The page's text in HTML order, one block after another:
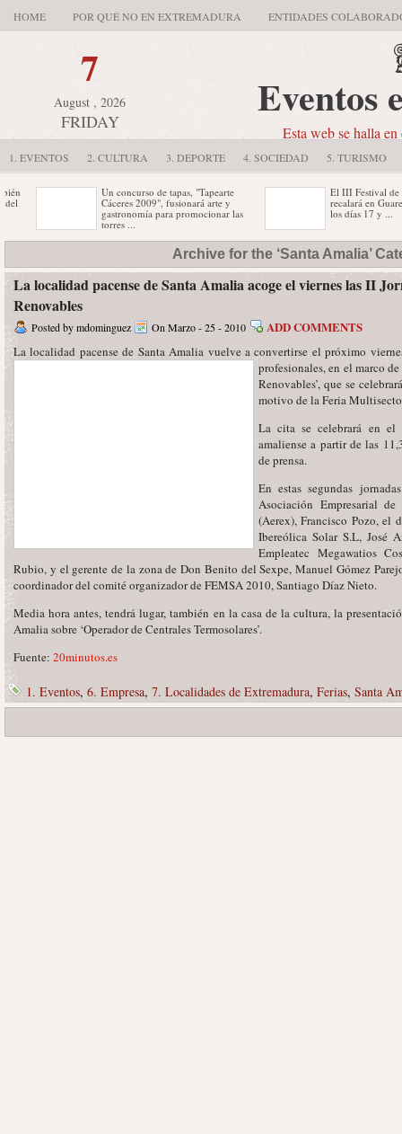
HOME POR QUÉ NO EN EXTREMADURA ENTIDADES
7
August , 2026
FRIDAY Eventos
Esta web se halla
1. EVENTOS 2. CULTURA 3. DEPORTE 4. SOCIEDAD 5. TURISMO
Un concurso de tapas, "Tapearte
Cáceres 2009", fusionará arte y
gastronomía para promocionar las
torres ...
El III Festival de
recalará en
los días 17 y ...
La segunda edición del Festival
Internacional de Magia 'Extremagia
09' se desarrollará en Don Benito ...
Esta compañía
con más de 40 años
Un año más ...
Archive for the ‘Santa Amalia’
La localidad pacense de Santa Amalia acoge el viernes las II
Renovables
Posted by mdominguez On Marzo - 25 - 2010 ADD COMMENTS
La localidad pacense de Santa Amalia vuelve a convertirse el próximo
profesionales, en el marco
Renovables’, que se
motivo de la Feria
La cita se celebrará en
amaliense a partir de las
de prensa.
En estas segundas
Asociación Empresarial
(Aerex), Francisco Pozo, el
Ibereólica Solar S.L, José
Empleatec Megawatios
Rubio, y el gerente de la zona de Don Benito del Sexpe, Manuel Gómez
coordinador del comité organizador de FEMSA 2010, Santiago Díaz Nieto.
Media hora antes, tendrá lugar, también en la casa de la cultura, la
Amalia sobre ‘Operador de Centrales Termosolares’.
Fuente: 20minutos.es
1. Eventos, 6. Empresa, 7. Localidades de Extremadura, Ferias, Santa